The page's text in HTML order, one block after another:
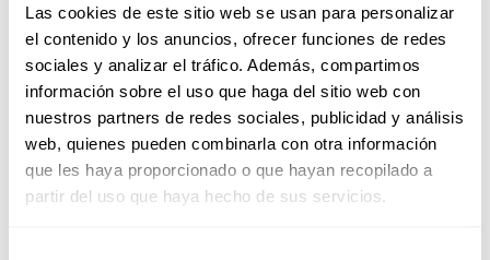
Las cookies de este sitio web se usan para personalizar
el contenido y los anuncios, ofrecer funciones de redes
sociales y analizar el tráfico. Además, compartimos
información sobre el uso que haga del sitio web con
nuestros partners de redes sociales, publicidad y análisis
web, quienes pueden combinarla con otra información
que les haya proporcionado o que hayan recopilado a
partir del uso que haya hecho de sus servicios.
Lunes 22 de octubre de 2018
*Atrévete a Cambiar: Navegando
en el cambio *Las proyecciones
en la pareja *Mujeres quebrando